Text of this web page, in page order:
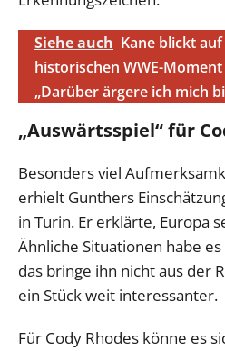
Siehe auch Kane blickt
historischen WWE-
„Darüber ärgere ich mich
„Auswärtsspiel“ für
Besonders viel
erhielt Gunthers
in Turin. Er erklärte, Europa
Ähnliche Situationen habe
das bringe ihn nicht aus der
ein Stück weit interessanter.
Für Cody Rhodes könne es